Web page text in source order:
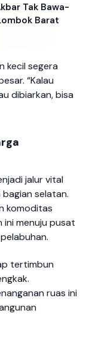
Tak Bawa-
Barat
kecil segera
“Kalau
dibiarkan, bisa
jalur vital
selatan.
komoditas
ini menuju pusat
tertimbun
ruas ini